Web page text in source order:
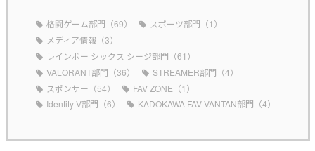
格闘ゲーム部門（69）
スポーツ部門（1）
メディア情報（3）
レインボー シックス シージ部門（61）
VALORANT部門（36）
STREAMER部門（4）
スポンサー（54）
FAV ZONE（1）
Identity V部門（6）
KADOKAWA FAV VANTAN部門（4）